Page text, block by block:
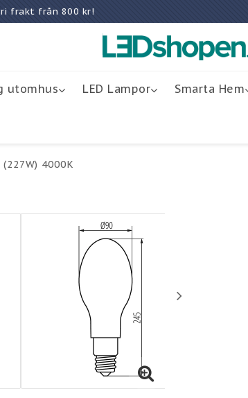
frakt från 800 kr!
utomhus LED Lampor Smarta Hem
4000K